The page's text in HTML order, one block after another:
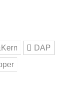
税込）。
真空管を搭載し
SP3000」の
ドを踏襲しつ
DAP